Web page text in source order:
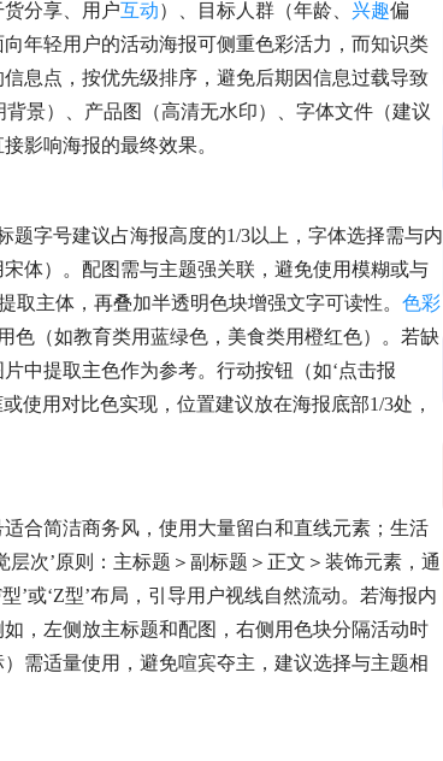
分享、用户互动）、目标人群（年龄、 兴趣偏
年轻用户的活动海报可侧重色彩活力，而知识类
息点，按优先级排序，避免后期因信息过载导致
景）、产品图（高清无水印）、字体文件（建议
影响海报的最终效果。
字号建议占海报高度的1/3以上，字体选择需与内
体）。配图需与主题强关联，避免使用模糊或与
取主体，再叠加半透明色块增强文字可读性。 色彩
色（如教育类用蓝绿色，美食类用橙红色）。若缺
中提取主色作为参考。行动按钮（如‘点击报
使用对比色实现，位置建议放在海报底部1/3处，
合简洁商务风，使用大量留白和直线元素；生活
次’原则：主标题＞副标题＞正文＞装饰元素，通
’或‘Z型’布局，引导用户视线自然流动。若海报内
，左侧放主标题和配图，右侧用色块分隔活动时
需适量使用，避免喧宾夺主，建议选择与主题相